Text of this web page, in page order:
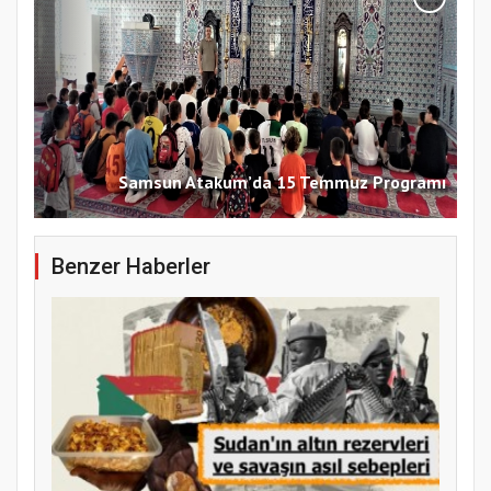
Samsun Atakum’da 15 Temmuz Programı
Benzer Haberler